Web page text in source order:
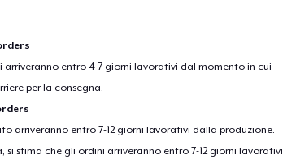
entro 4-7 giorni lavorativi dal momento in cui
per la consegna.
arriveranno entro 7-12 giorni lavorativi dalla produzione.
si stima che gli ordini arriveranno entro 7-12 giorni lavorativi